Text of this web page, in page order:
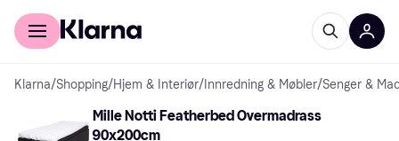
For kunder
Klarna/Shopping/Hjem & Interiør/ Innredning & Møbler/Senger &
Mille Notti Featherbed Overmadrass
90x200cm